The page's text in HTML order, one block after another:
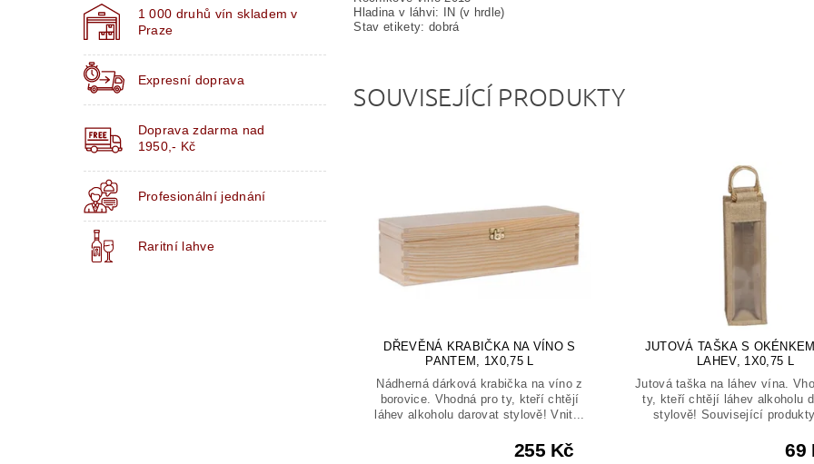
1 000 druhů vín skladem v
Praze
Expresní doprava
Doprava zdarma nad
1950,- Kč
Profesionální jednání
Raritní lahve
Hladina v láhvi: IN (v hrdle)
Stav etikety: dobrá
SOUVISEJÍCÍ PRODUKTY
DŘEVĚNÁ KRABIČKA NA VÍNO S
PANTEM, 1X0,75 L
Nádherná dárková krabička na víno z
borovice. Vhodná pro ty, kteří chtějí
láhev alkoholu darovat stylově! Vnit...
255 Kč
JUTOVÁ TAŠKA S
LAHEV, 1X0,75 L
Jutová taška na láhev vína.
ty, kteří chtějí láhev alkoholu
stylově! Související
69